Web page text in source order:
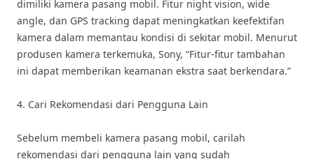
dimiliki kamera pasang mobil. Fitur night vision, wide
angle, dan GPS tracking dapat meningkatkan keefektifan
kamera dalam memantau kondisi di sekitar mobil. Menurut
produsen kamera terkemuka, Sony, “Fitur-fitur tambahan
ini dapat memberikan keamanan ekstra saat berkendara.”
4. Cari Rekomendasi dari Pengguna Lain
Sebelum membeli kamera pasang mobil, carilah
rekomendasi dari pengguna lain yang sudah